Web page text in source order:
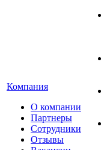
Компания
О компании
Партнеры
Сотрудники
Отзывы